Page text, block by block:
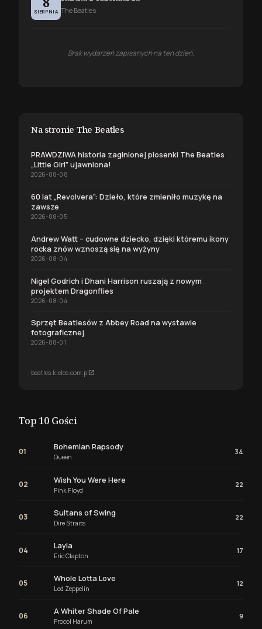
SIERPNIA The Beatles
Brak wydarzeń zapisanych na ten dzień.
Na stronie The Beatles
PRAWDZIWA historia zaginionej piosenki The Beatles
„Little Girl” ujawniona!
2026-08-08
60 lat „Revolvera”: Dzieło, które zmieniło muzykę na
zawsze
2026-08-05
Andrew Watt – cudowne dziecko, dzięki któremu ikony
rocka znów wznoszą się na wyżyny
2026-08-04
Nigel Godrich i Dhani Harrison ruszają z nowym
projektem Dragonflies
2026-08-04
Sprzęt Beatlesów z Abbey Road na wystawie
fotograficznej
2026-08-01
beatles.kielce.com.pl
Top 10 Gości
01 Bohemian Rapsody
Queen
34
02 Wish You Were Here
Pink Floyd
22
03 Sultans of Swing
Dire Straits
22
04 Layla
Eric Clapton
17
05 Whole Lotta Love
Led Zeppelin
12
06 A Whiter Shade Of Pale
Procol Harum
9